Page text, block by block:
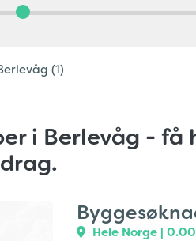
(1)
i Berlevåg -
Hele Norge |